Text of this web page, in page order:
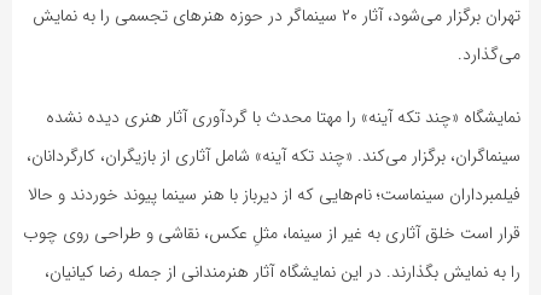
تهران برگزار می‌شود، آثار ۲۰ سینماگر در حوزه هنرهای تجسمی را به نمایش
می‌گذارد.
نمایشگاه «چند تکه آینه» را مهتا محدث با گردآوری آثار هنری دیده نشده
سینماگران، برگزار می‌کند. «چند تکه آینه» شامل آثاری از بازیگران، کارگردانان،
فیلمبرداران سینماست؛ نام‌هایی که از دیرباز با هنر سینما پیوند خوردند و حالا
قرار است خلق آثاری به غیر از سینما، مثلِ عکس، نقاشی و طراحی روی چوب
را به نمایش بگذارند. در این نمایشگاه آثار هنرمندانی از جمله رضا کیانیان،